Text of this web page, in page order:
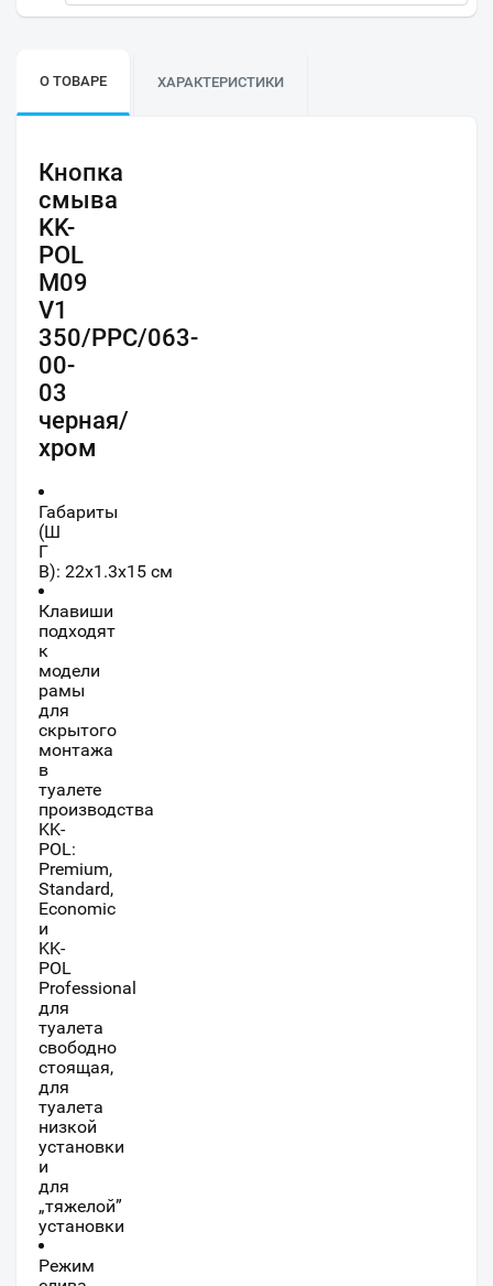
О ТОВАРЕ ХАРАКТЕРИСТИКИ
Кнопка
смыва
KK-
POL
M09
V1
350/PPC/063-
00-
03
черная/
хром
Габариты
(Ш
Г
В): 22x1.3x15 см
Клавиши
подходят
к
модели
рамы
для
скрытого
монтажа
в
туалете
производства
KK-
POL:
Premium,
Standard,
Economic
и
KK-
POL
Professional
для
туалета
свободно
стоящая,
для
туалета
низкой
установки
и
для
„тяжелой”
установки
Режим